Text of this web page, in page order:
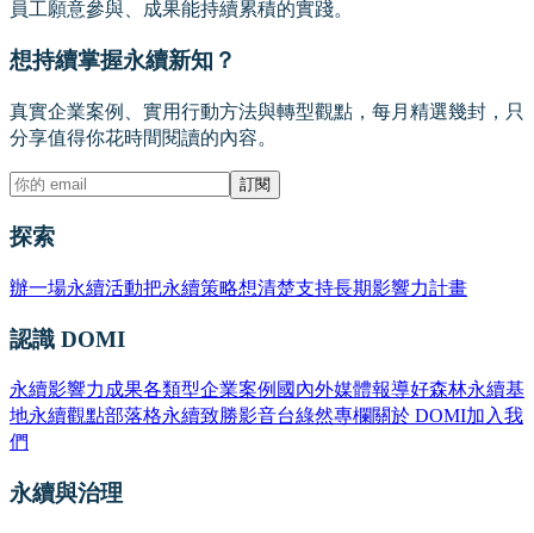
員工願意參與、成果能持續累積的實踐。
想持續掌握永續新知？
真實企業案例、實用行動方法與轉型觀點，每月精選幾封，只
分享值得你花時間閱讀的內容。
訂閱
探索
辦一場永續活動把永續策略想清楚支持長期影響力計畫
認識 DOMI
永續影響力成果各類型企業案例 國內外媒體報導好森林永續基
地永續觀點部落格永續致勝影音台綠然專欄關於 DOMI加入我
們
永續與治理